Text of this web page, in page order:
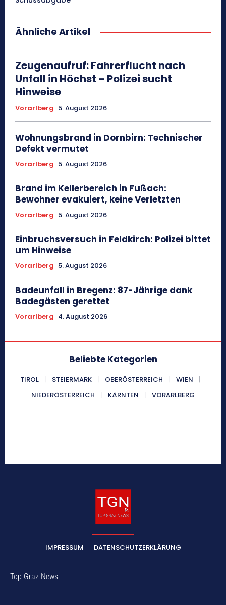
Ähnliche Artikel
Zeugenaufruf: Fahrerflucht nach
Unfall in Höchst – Polizei sucht
Hinweise
Vorarlberg 5. August 2026
Wohnungsbrand in Dornbirn: Technischer
Defekt vermutet
Vorarlberg 5. August 2026
Brand im Kellerbereich in Fußach:
Bewohner evakuiert, keine Verletzten
Vorarlberg 5. August 2026
Einbruchsversuch in Feldkirch: Polizei bittet
um Hinweise
Vorarlberg 5. August 2026
Badeunfall in Bregenz: 87-Jährige dank
Badegästen gerettet
Vorarlberg 4. August 2026
Beliebte Kategorien
TIROL STEIERMARK OBERÖSTERREICH
WIEN
NIEDERÖSTERREICH
KÄRNTEN VORARLBERG
IMPRESSUM DATENSCHUTZERKLÄRUNG
Top Graz News